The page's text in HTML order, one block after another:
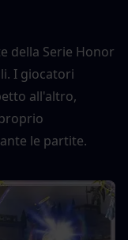
della Serie Honor
I giocatori
all'altro,
le partite.